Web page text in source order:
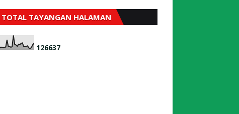
TOTAL TAYANGAN HALAMAN
126637